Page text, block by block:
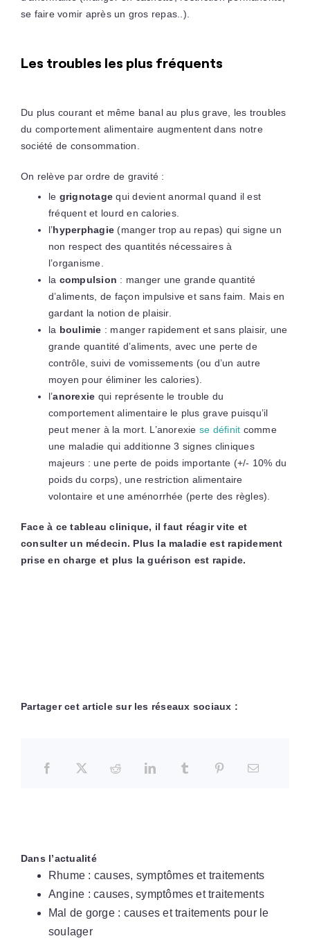
se faire vomir après un gros repas..).
Les troubles les plus fréquents
Du plus courant et même banal au plus grave, les troubles
du comportement alimentaire augmentent dans notre
société de consommation.
On relève par ordre de gravité :
le grignotage qui devient anormal quand il est
fréquent et lourd en calories.
l’hyperphagie (manger trop au repas) qui signe un
non respect des quantités nécessaires à
l’organisme.
la compulsion : manger une grande quantité
d’aliments, de façon impulsive et sans faim. Mais en
gardant la notion de plaisir.
la boulimie : manger rapidement et sans plaisir, une
grande quantité d’aliments, avec une perte de
contrôle, suivi de vomissements (ou d’un autre
moyen pour éliminer les calories).
l’anorexie qui représente le trouble du
comportement alimentaire le plus grave puisqu’il
peut mener à la mort. L’anorexie se définit comme
une maladie qui additionne 3 signes cliniques
majeurs : une perte de poids importante (+/- 10% du
poids du corps), une restriction alimentaire
volontaire et une aménorrhée (perte des règles).
Face à ce tableau clinique, il faut réagir vite et
consulter un médecin. Plus la maladie est rapidement
prise en charge et plus la guérison est rapide.
Partager cet article sur les réseaux sociaux :
Dans l’actualité
Rhume : causes, symptômes et traitements
Angine : causes, symptômes et traitements
Mal de gorge : causes et traitements pour le
soulager